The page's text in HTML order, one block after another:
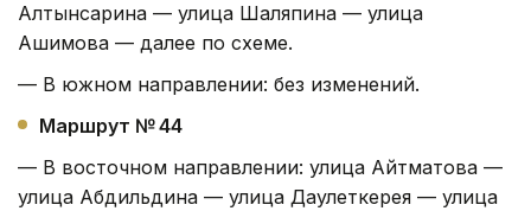
Алтынсарина — улица Шаляпина — улица
Ашимова — далее по схеме.
— В южном направлении: без изменений.
Маршрут № 44
— В восточном направлении: улица Айтматова —
улица Абдильдина — улица Даулеткерея — улица